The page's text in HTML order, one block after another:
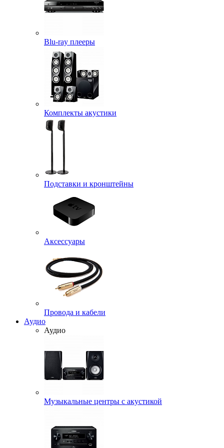
Blu-ray плееры
Комплекты акустики
Подставки и кронштейны
Аксессуары
Провода и кабели
Аудио
Аудио
Музыкальные центры с акустикой